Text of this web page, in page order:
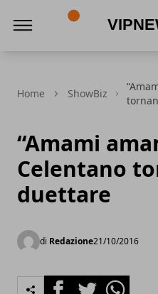
Home ShowBiz
“Amami
Celentano
duettare
di Redazione21/10/2016
FacebookTwitterWhatsapp